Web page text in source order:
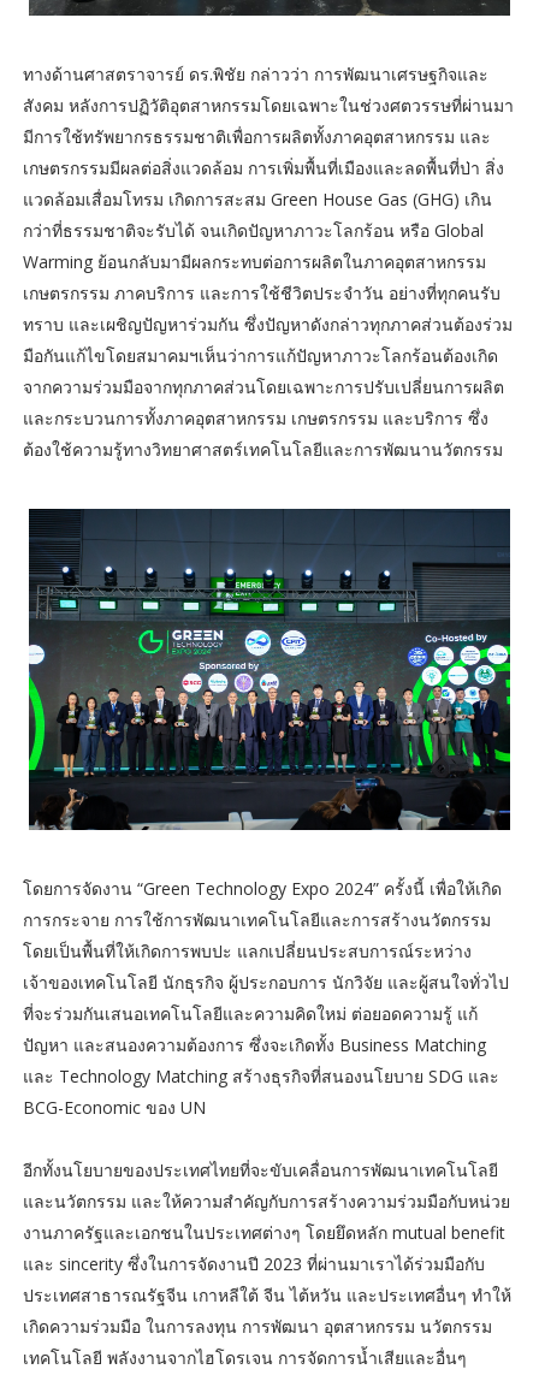
ทางด้านศาสตราจารย์ ดร.พิชัย กล่าวว่า การพัฒนาเศรษฐกิจและ
สังคม หลังการปฏิวัติอุตสาหกรรมโดยเฉพาะในช่วงศตวรรษที่ผ่านมา
มีการใช้ทรัพยากรธรรมชาติเพื่อการผลิตทั้งภาคอุตสาหกรรม และ
เกษตรกรรมมีผลต่อสิ่งแวดล้อม การเพิ่มพื้นที่เมืองและลดพื้นที่ป่า สิ่ง
แวดล้อมเสื่อมโทรม เกิดการสะสม Green House Gas (GHG) เกิน
กว่าที่ธรรมชาติจะรับได้ จนเกิดปัญหาภาวะโลกร้อน หรือ Global
Warming ย้อนกลับมามีผลกระทบต่อการผลิตในภาคอุตสาหกรรม
เกษตรกรรม ภาคบริการ และการใช้ชีวิตประจำวัน อย่างที่ทุกคนรับ
ทราบ และเผชิญปัญหาร่วมกัน ซึ่งปัญหาดังกล่าวทุกภาคส่วนต้องร่วม
มือกันแก้ไขโดยสมาคมฯเห็นว่าการแก้ปัญหาภาวะโลกร้อนต้องเกิด
จากความร่วมมือจากทุกภาคส่วนโดยเฉพาะการปรับเปลี่ยนการผลิต
และกระบวนการทั้งภาคอุตสาหกรรม เกษตรกรรม และบริการ ซึ่ง
ต้องใช้ความรู้ทางวิทยาศาสตร์เทคโนโลยีและการพัฒนานวัตกรรม
โดยการจัดงาน “Green Technology Expo 2024” ครั้งนี้ เพื่อให้เกิด
การกระจาย การใช้การพัฒนาเทคโนโลยีและการสร้างนวัตกรรม
โดยเป็นพื้นที่ให้เกิดการพบปะ แลกเปลี่ยนประสบการณ์ระหว่าง
เจ้าของเทคโนโลยี นักธุรกิจ ผู้ประกอบการ นักวิจัย และผู้สนใจทั่วไป
ที่จะร่วมกันเสนอเทคโนโลยีและความคิดใหม่ ต่อยอดความรู้ แก้
ปัญหา และสนองความต้องการ ซึ่งจะเกิดทั้ง Business Matching
และ Technology Matching สร้างธุรกิจที่สนองนโยบาย SDG และ
BCG-Economic ของ UN
อีกทั้งนโยบายของประเทศไทยที่จะขับเคลื่อนการพัฒนาเทคโนโลยี
และนวัตกรรม และให้ความสำคัญกับการสร้างความร่วมมือกับหน่วย
งานภาครัฐและเอกชนในประเทศต่างๆ โดยยึดหลัก mutual benefit
และ sincerity ซึ่งในการจัดงานปี 2023 ที่ผ่านมาเราได้ร่วมมือกับ
ประเทศสาธารณรัฐจีน เกาหลีใต้ จีน ไต้หวัน และประเทศอื่นๆ ทำให้
เกิดความร่วมมือ ในการลงทุน การพัฒนา อุตสาหกรรม นวัตกรรม
เทคโนโลยี พลังงานจากไฮโดรเจน การจัดการน้ำเสียและอื่นๆ